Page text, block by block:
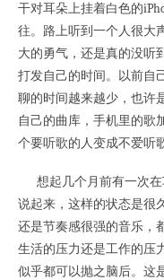
干对耳朵上挂着白色的
往。路上听到一个人很大
大的勇气，还是真的没听
打发自己的时间。以前自
聊的时间越来越少，也许
自己的曲库，手机里的歌
个要听歌的人变成不爱听
想起几个月前有一次在
说起来，这样的状态是很
还是节奏感很强的音乐，
生活的压力还是工作的压
似乎都可以抛之脑后。这